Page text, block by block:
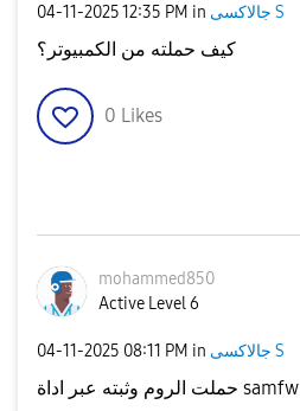
‎04-11-202512:35 PM in جالاكسى S
كيف حملته من الكمبيوتر؟
0 Likes
mohammed850
Active Level 6
‎04-11-2025 08:11 PM in جالاكسى S
حملت الروم وثبته عبر اداة samfw